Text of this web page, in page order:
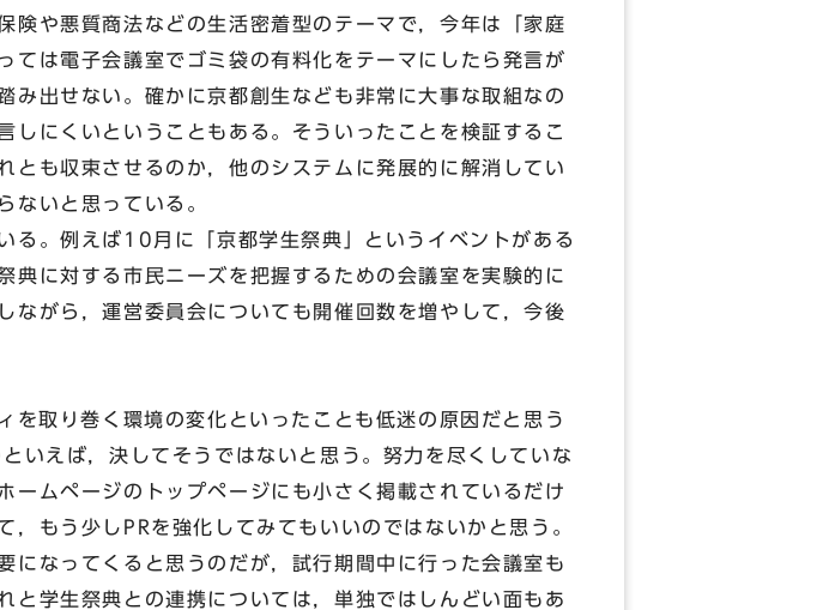
険や悪質商法などの生活密着型のテーマで，今年は「家庭
ては電子会議室でゴミ袋の有料化をテーマにしたら発言が
み出せない。確かに京都創生なども非常に大事な取組なの
しにくいということもある。そういったことを検証するこ
とも収束させるのか，他のシステムに発展的に解消してい
ないと思っている。
。例えば10月に「京都学生祭典」というイベントがある
典に対する市民ニーズを把握するための会議室を実験的に
ながら，運営委員会についても開催回数を増やして，今後
取り巻く環境の変化といったことも低迷の原因だと思う
いえば，決してそうではないと思う。努力を尽くしていな
ームページのトップページにも小さく掲載されているだけ
もう少しPRを強化してみてもいいのではないかと思う。
になってくると思うのだが，試行期間中に行った会議室も
と学生祭典との連携については，単独ではしんどい面もあ